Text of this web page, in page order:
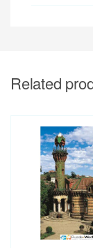
Related